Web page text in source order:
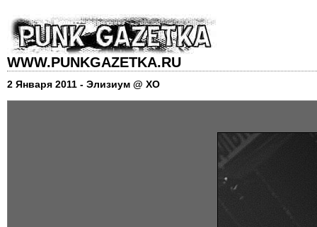
WWW.PUNKGAZETKA.RU
2 Января 2011 - Элизиум @ XO